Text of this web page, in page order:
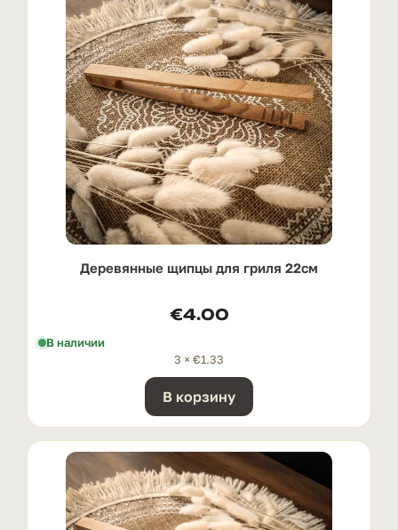
Деревянные щипцы для гриля 22см
€4.00
В наличии
3 × €1.33
В корзину